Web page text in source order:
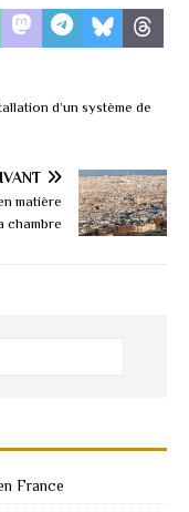
d’un système de
matière
chambre
France